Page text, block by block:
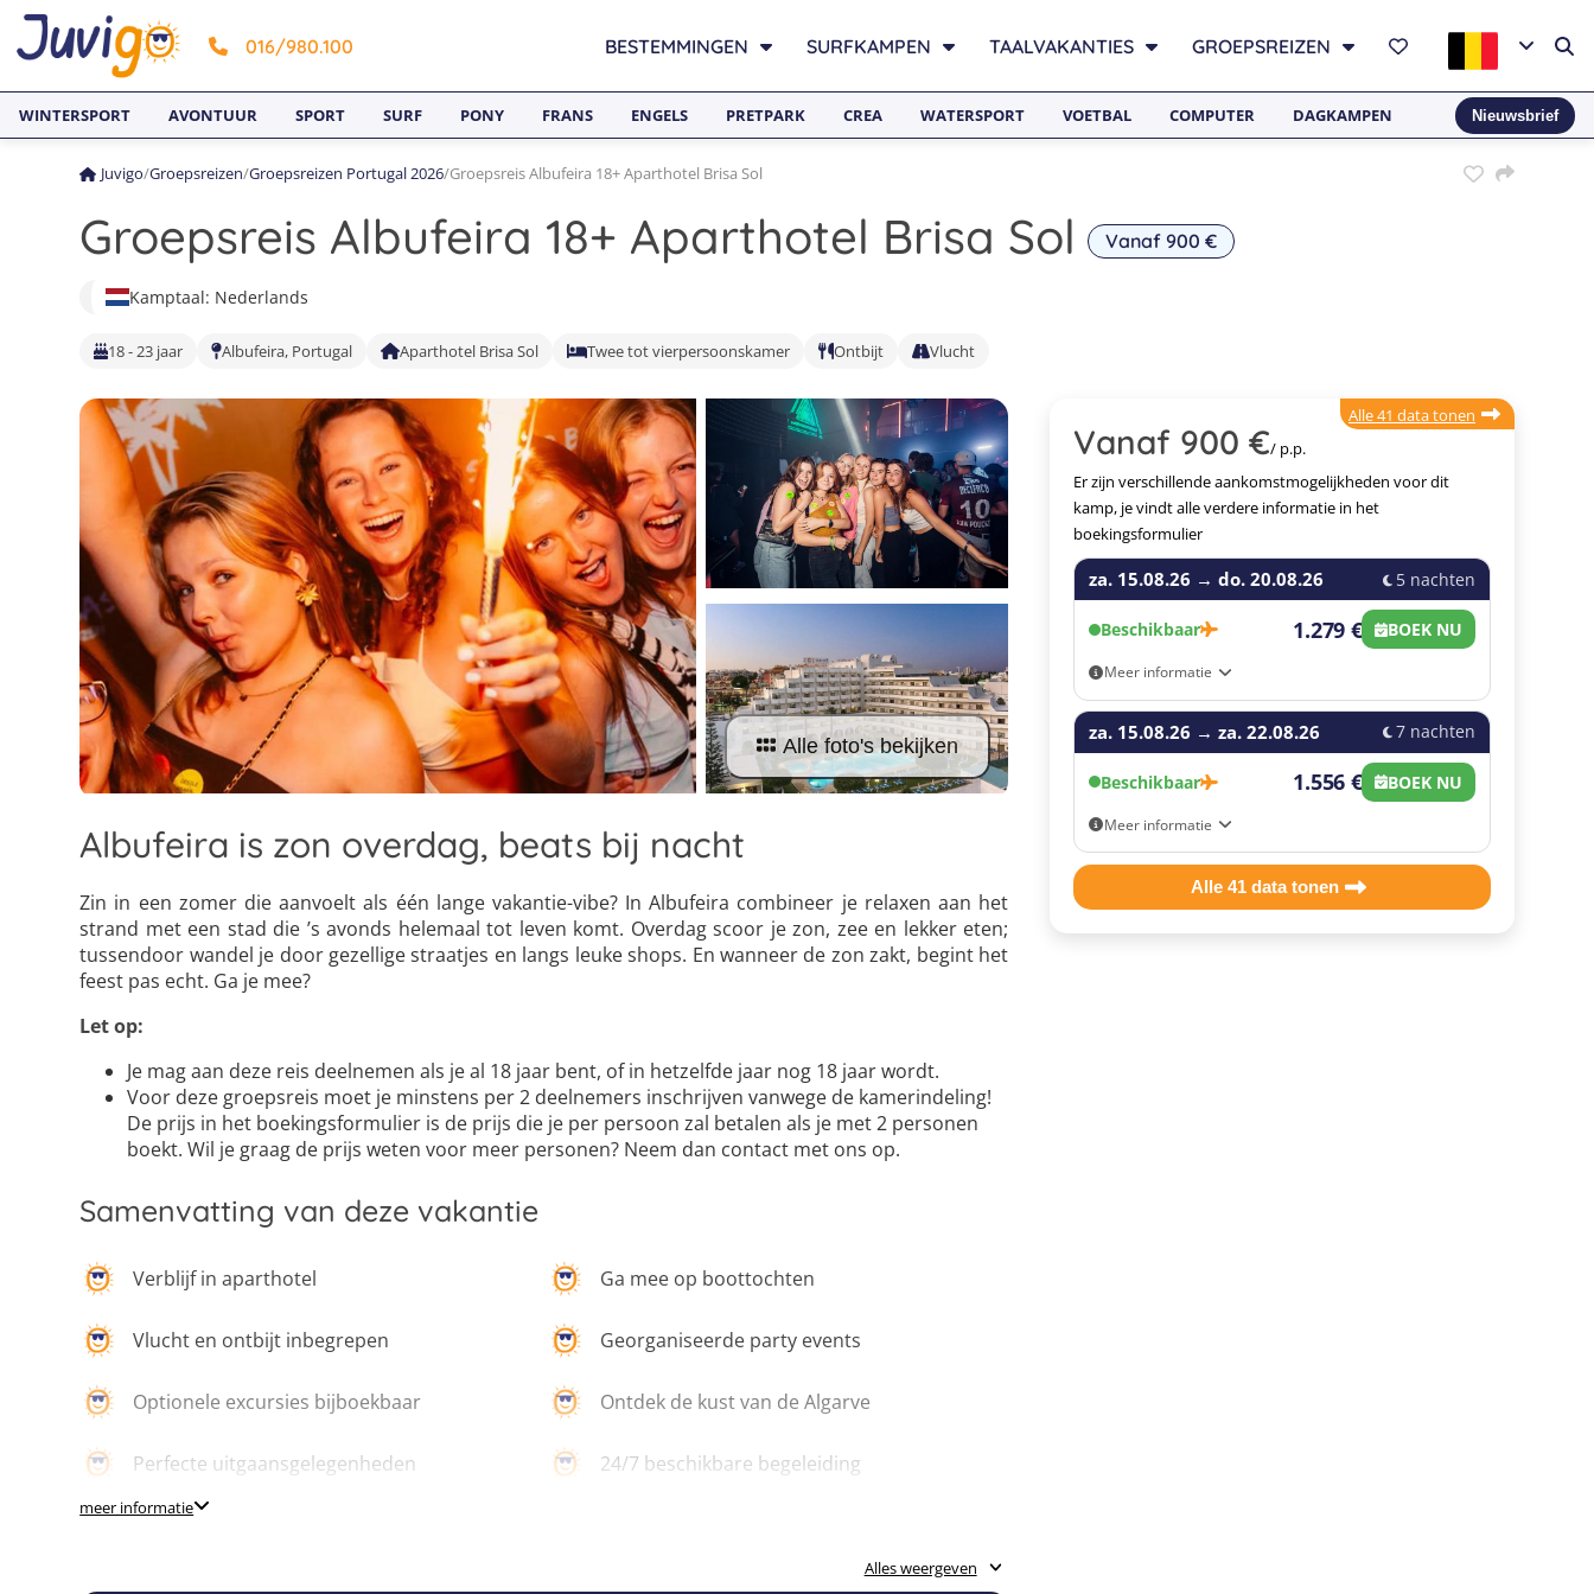
016/980.100 BESTEMMINGEN SURFKAMPEN TAALVAKANTIES GROEPSREIZEN
WINTERSPORT AVONTUUR SPORT SURF PONY FRANS ENGELS PRETPARK CREA WATERSPORT VOETBAL COMPUTER DAGKAMPEN Nieuwsbrief
Juvigo/Groepsreizen/Groepsreizen Portugal 2026/Groepsreis Albufeira 18+ Aparthotel Brisa Sol
Groepsreis Albufeira 18+ Aparthotel Brisa Sol Vanaf 900 €
Kamptaal: Nederlands
18 - 23 jaar Albufeira, Portugal Aparthotel Brisa Sol Twee tot vierpersoonskamer Ontbijt Vlucht
Vanaf 900 €/ p.p.
Alle 41 data tonen
Er zijn verschillende aankomstmogelijkheden voor dit
kamp, je vindt alle verdere informatie in het
boekingsformulier
za. 15.08.26 →do. 20.08.26 5 nachten
Beschikbaar 1.279 € BOEK NU
Meer informatie
Aankomst- en vertrekmogelijkheden: Eigen vervoer,
Brussel Airport - Zaventem (BRU), Brussel South
Charleroi (CRL), Eindhoven
za. 15.08.26 →za. 22.08.26 7 nachten
Beschikbaar 1.556 € BOEK NU
Meer informatie
Aankomst- en vertrekmogelijkheden: Eigen vervoer,
Brussel Airport - Zaventem (BRU), Brussel South
Alle 41 data tonen
Alle foto's bekijken
Albufeira is zon overdag, beats bij nacht
Zin in een zomer die aanvoelt als één lange vakantie-vibe? In Albufeira combineer je relaxen aan het
strand met een stad die ’s avonds helemaal tot leven komt. Overdag scoor je zon, zee en lekker eten;
tussendoor wandel je door gezellige straatjes en langs leuke shops. En wanneer de zon zakt, begint het
feest pas echt. Ga je mee?
Let op:
Je mag aan deze reis deelnemen als je al 18 jaar bent, of in hetzelfde jaar nog 18 jaar wordt.
Voor deze groepsreis moet je minstens per 2 deelnemers inschrijven vanwege de kamerindeling!
De prijs in het boekingsformulier is de prijs die je per persoon zal betalen als je met 2 personen
boekt. Wil je graag de prijs weten voor meer personen? Neem dan contact met ons op.
Samenvatting van deze vakantie
Verblijf in aparthotel
Vlucht en ontbijt inbegrepen
Optionele excursies bijboekbaar
Perfecte uitgaansgelegenheden
Ga mee op boottochten
Georganiseerde party events
Ontdek de kust van de Algarve
24/7 beschikbare begeleiding
meer informatie
Alles weergeven